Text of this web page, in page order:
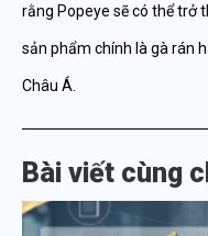
rằng Popeye sẽ có thể trở
sản phẩm chính là gà rán
Châu Á.
Bài viết cùng